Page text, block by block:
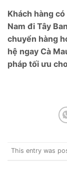
Khách hàng
Nam đi Tây
chuyển hàng
hệ ngay Cà
pháp tối ưu
This entry was